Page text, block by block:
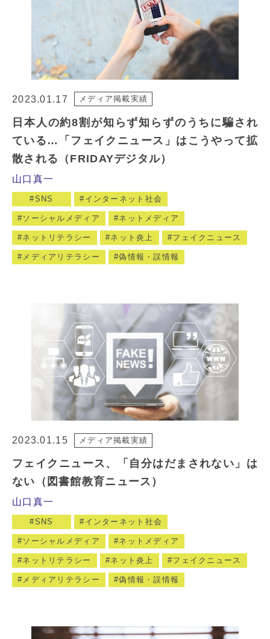
2023.01.17 メディア掲載実績
日本人の約8割が知らず知らずのうちに騙され
ている…「フェイクニュース」はこうやって拡
散される（FRIDAYデジタル）
山口真一
SNS インターネット社会
ソーシャルメディア ネットメディア
ネットリテラシー ネット炎上 フェイクニュース
メディアリテラシー 偽情報・誤情報
2023.01.15 メディア掲載実績
フェイクニュース、「自分はだまされない」は
ない（図書館教育ニュース）
山口真一
SNS インターネット社会
ソーシャルメディア ネットメディア
ネットリテラシー ネット炎上 フェイクニュース
メディアリテラシー 偽情報・誤情報